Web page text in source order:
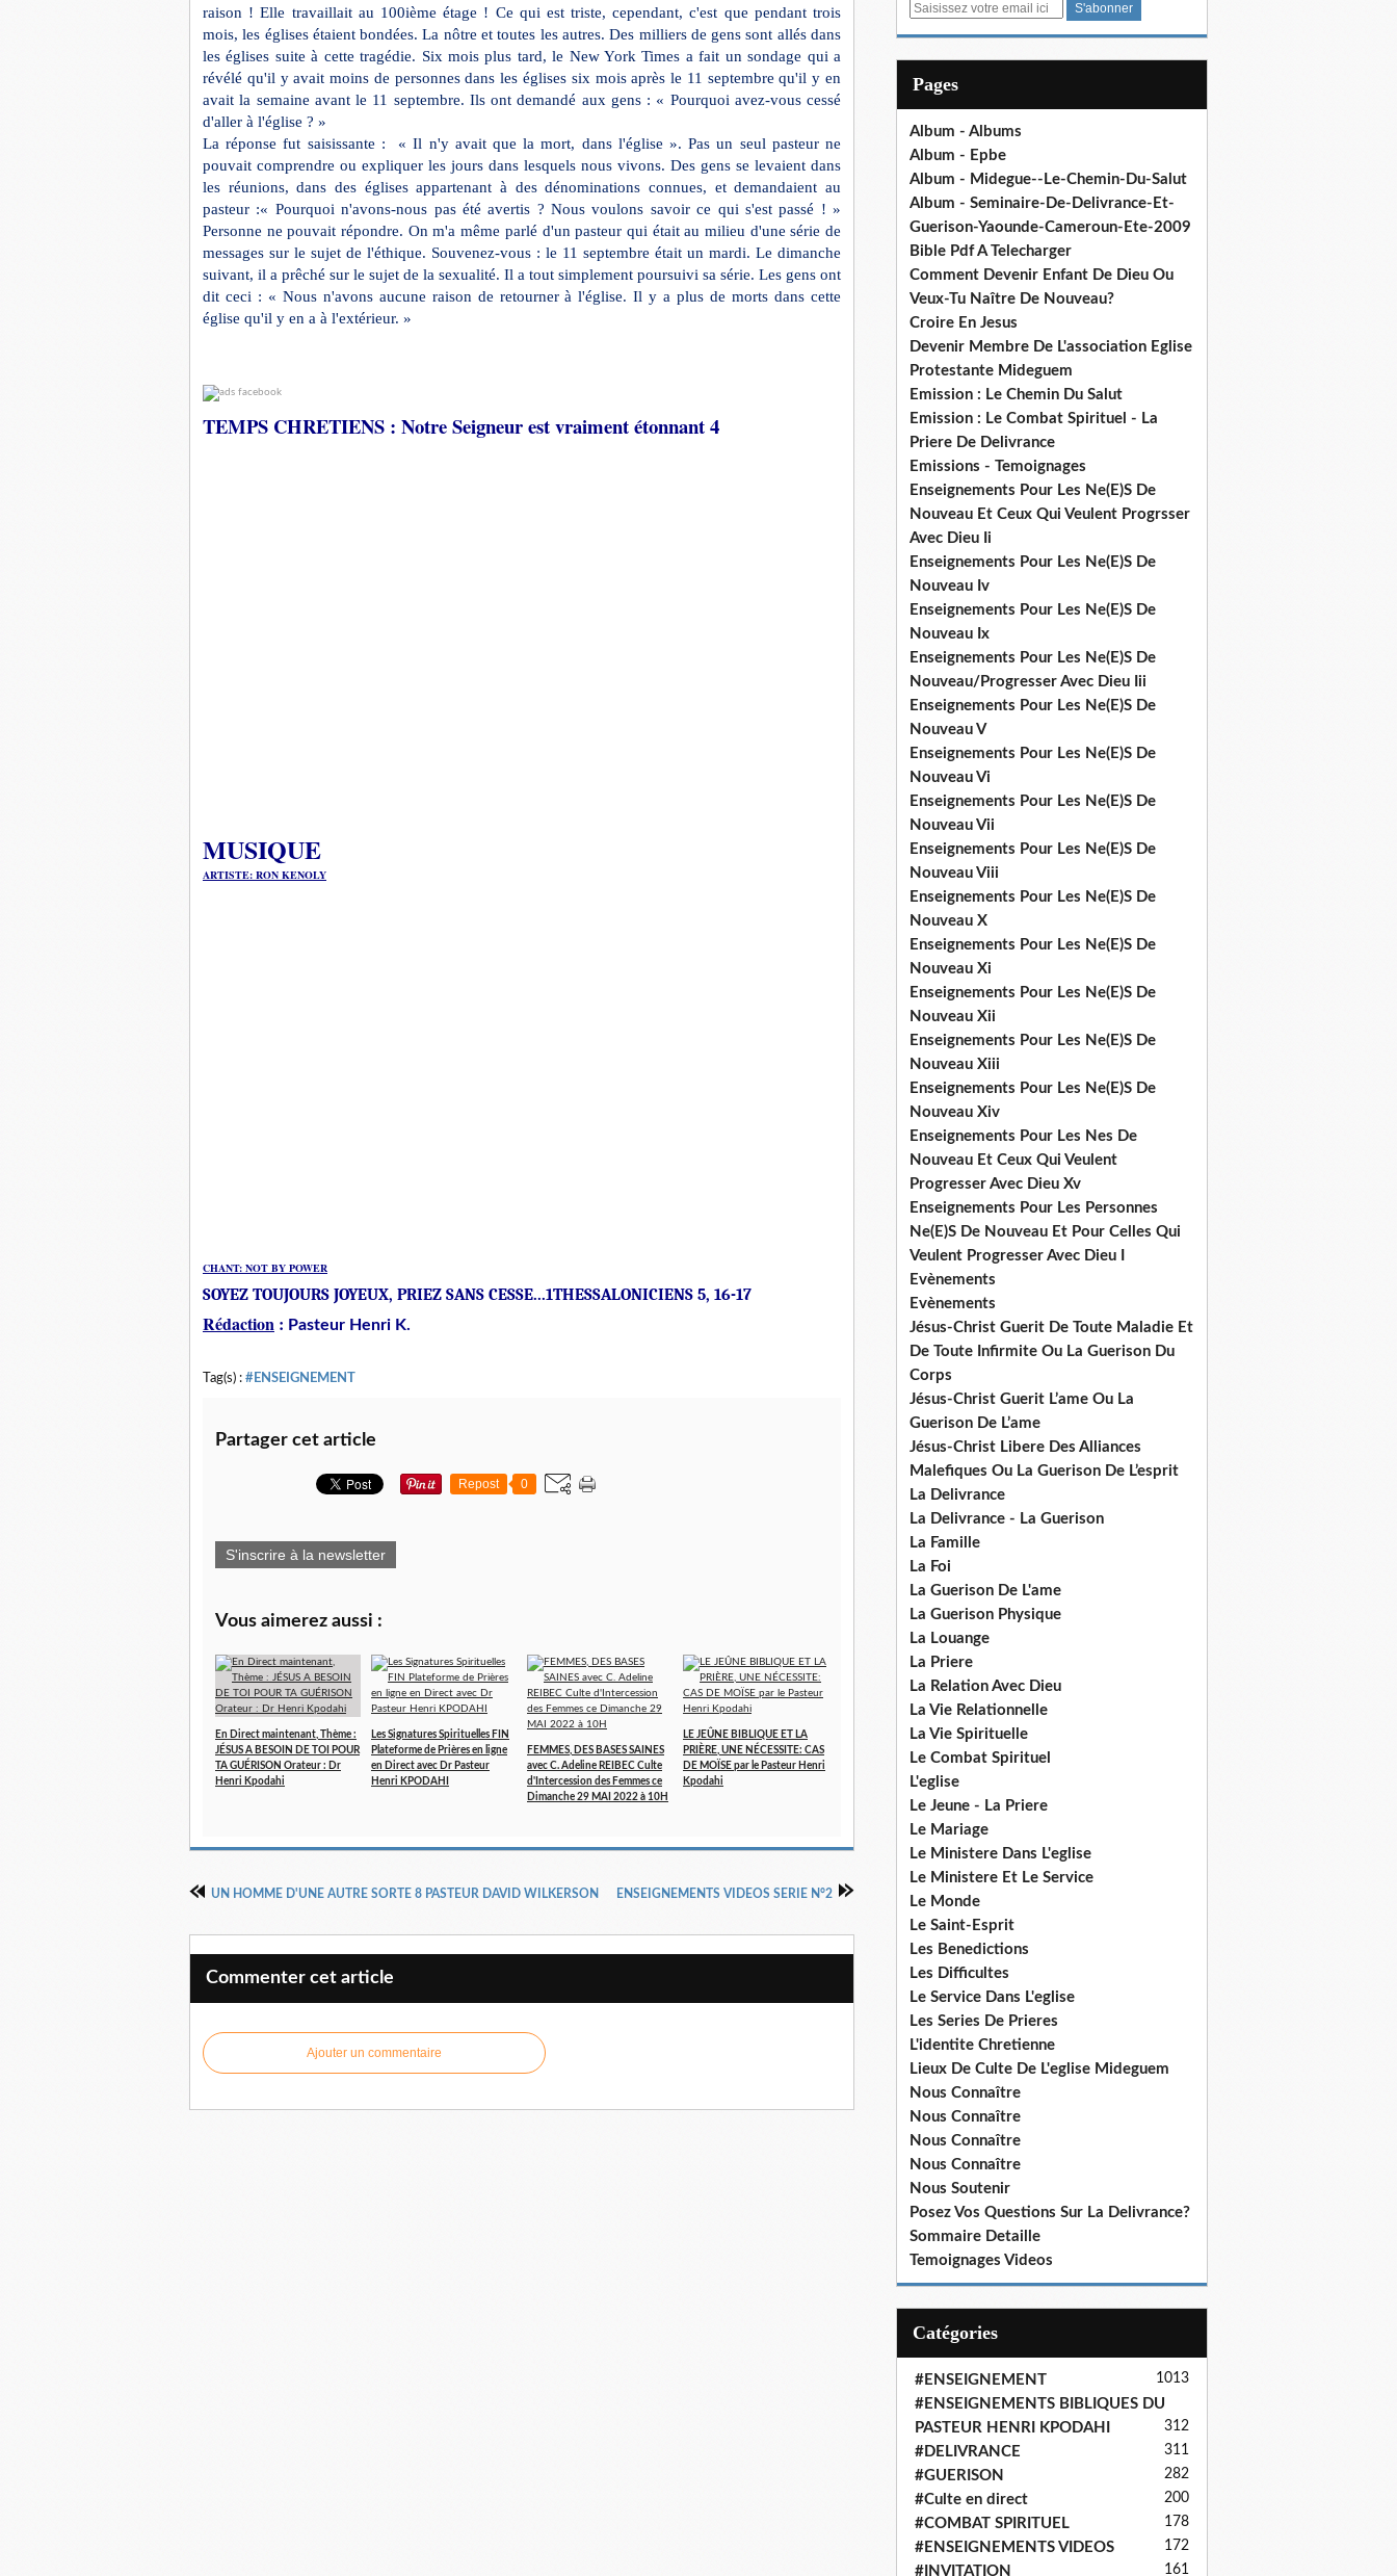
raison ! Elle travaillait au 100ième étage ! Ce qui est triste, cependant, c'est que pendant trois
mois, les églises étaient bondées. La nôtre et toutes les autres. Des milliers de gens sont allés dans
les églises suite à cette tragédie. Six mois plus tard, le New York Times a fait un sondage qui a
révélé qu'il y avait moins de personnes dans les églises six mois après le 11 septembre qu'il y en
avait la semaine avant le 11 septembre. Ils ont demandé aux gens : « Pourquoi avez-vous cessé
d'aller à l'église ? »
La réponse fut saisissante :
« Il n'y avait que la mort, dans l'église ». Pas un seul pasteur ne
pouvait comprendre ou expliquer les jours dans lesquels nous vivons. Des gens se levaient dans
les réunions, dans des églises appartenant à des dénominations connues, et demandaient au
pasteur :« Pourquoi n'avons-nous pas été avertis ? Nous voulons savoir ce qui s'est passé ! »
Personne ne pouvait répondre. On m'a même parlé d'un pasteur qui était au milieu d'une série de
messages sur le sujet de l'éthique. Souvenez-vous : le 11 septembre était un mardi. Le dimanche
suivant, il a prêché sur le sujet de la sexualité. Il a tout simplement poursuivi sa série. Les gens ont
dit ceci : « Nous n'avons aucune raison de retourner à l'église. Il y a plus de morts dans cette
église qu'il y en a à l'extérieur. »
TEMPS CHRETIENS : Notre Seigneur est vraiment étonnant 4
MUSIQUE
ARTISTE: RON KENOLY
CHANT: NOT BY POWER
SOYEZ TOUJOURS JOYEUX, PRIEZ SANS CESSE...1THESSALONICIENS 5, 16-17
Rédaction : Pasteur Henri K.
Tag(s) : #ENSEIGNEMENT
Partager cet article
Repost 0
S'inscrire à la newsletter
Vous aimerez aussi :
En Direct maintenant, Thème :
JÉSUS A BESOIN DE TOI POUR
TA GUÉRISON Orateur : Dr
Henri Kpodahi
Les Signatures Spirituelles FIN
Plateforme de Prières en ligne
en Direct avec Dr Pasteur
Henri KPODAHI
FEMMES, DES BASES SAINES
avec C. Adeline REIBEC Culte
d'Intercession des Femmes ce
Dimanche 29 MAI 2022 à 10H
LE JEÛNE BIBLIQUE ET LA
PRIÈRE, UNE NÉCESSITE: CAS
DE MOÏSE par le Pasteur Henri
Kpodahi
UN HOMME D'UNE AUTRE SORTE 8 PASTEUR DAVID WILKERSON ENSEIGNEMENTS VIDEOS SERIE N°2
Commenter cet article
Ajouter un commentaire
E
Pages
Album - Albums
Album - Epbe
Album - Midegue--Le-Chemin-Du-Salut
Album - Seminaire-De-Delivrance-Et-
Guerison-Yaounde-Cameroun-Ete-2009
Bible Pdf A Telecharger
Comment Devenir Enfant De Dieu Ou
Veux-Tu Naître De Nouveau?
Croire En Jesus
Devenir Membre De L'association Eglise
Protestante Mideguem
Emission : Le Chemin Du Salut
Emission : Le Combat Spirituel - La
Priere De Delivrance
Emissions - Temoignages
Enseignements Pour Les Ne(E)S De
Nouveau Et Ceux Qui Veulent Progrsser
Avec Dieu Ii
Enseignements Pour Les Ne(E)S De
Nouveau Iv
Enseignements Pour Les Ne(E)S De
Nouveau Ix
Enseignements Pour Les Ne(E)S De
Nouveau/Progresser Avec Dieu Iii
Enseignements Pour Les Ne(E)S De
Nouveau V
Enseignements Pour Les Ne(E)S De
Nouveau Vi
Enseignements Pour Les Ne(E)S De
Nouveau Vii
Enseignements Pour Les Ne(E)S De
Nouveau Viii
Enseignements Pour Les Ne(E)S De
Nouveau X
Enseignements Pour Les Ne(E)S De
Nouveau Xi
Enseignements Pour Les Ne(E)S De
Nouveau Xii
Enseignements Pour Les Ne(E)S De
Nouveau Xiii
Enseignements Pour Les Ne(E)S De
Nouveau Xiv
Enseignements Pour Les Nes De
Nouveau Et Ceux Qui Veulent
Progresser Avec Dieu Xv
Enseignements Pour Les Personnes
Ne(E)S De Nouveau Et Pour Celles Qui
Veulent Progresser Avec Dieu I
Evènements
Evènements
Jésus-Christ Guerit De Toute Maladie Et
De Toute Infirmite Ou La Guerison Du
Corps
Jésus-Christ Guerit L’ame Ou La
Guerison De L’ame
Jésus-Christ Libere Des Alliances
Malefiques Ou La Guerison De L’esprit
La Delivrance
La Delivrance - La Guerison
La Famille
La Foi
La Guerison De L'ame
La Guerison Physique
La Louange
La Priere
La Relation Avec Dieu
La Vie Relationnelle
La Vie Spirituelle
Le Combat Spirituel
L'eglise
Le Jeune - La Priere
Le Mariage
Le Ministere Dans L'eglise
Le Ministere Et Le Service
Le Monde
Le Saint-Esprit
Les Benedictions
Les Difficultes
Le Service Dans L'eglise
Les Series De Prieres
L'identite Chretienne
Lieux De Culte De L'eglise Mideguem
Nous Connaître
Nous Connaître
Nous Connaître
Nous Connaître
Nous Soutenir
Posez Vos Questions Sur La Delivrance?
Sommaire Detaille
Temoignages Videos
Catégories
#ENSEIGNEMENT 1013
#ENSEIGNEMENTS BIBLIQUES DU
PASTEUR HENRI KPODAHI
312
#DELIVRANCE 311
#GUERISON 282
#Culte en direct 200
#COMBAT SPIRITUEL 178
#ENSEIGNEMENTS VIDEOS 172
#INVITATION 161